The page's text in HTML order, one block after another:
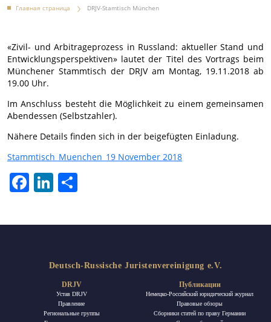
Главная страница DRJV-Stamtisch München
«Zivil- und Arbitrageprozess in Russland: aktueller Stand und
Entwicklungsperspektiven» lautet der Titel des Vortrags beim
Münchener Stammtisch der DRJV am Montag, 19.11.2018 ab
19.00 Uhr.
Im Anschluss besteht die Möglichkeit zu einem gemeinsamen
Abendessen (Selbstzahler).
Nähere Details finden sich in der beigefügten Einladung.
Stammtisch_Muenchen_19 November 2018
FacebookLinkedIn
Deutsch-Russische Juristenvereinigung e.V.
DRJV
Устав DRJV
Правление
Региональные группы
Публикации
Немецко-Российский юридический журнал
Правовые обзоры
Сборники статей по праву Германии